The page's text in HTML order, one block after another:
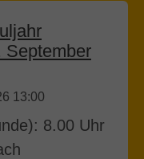
September
13:00
8.00 Uhr